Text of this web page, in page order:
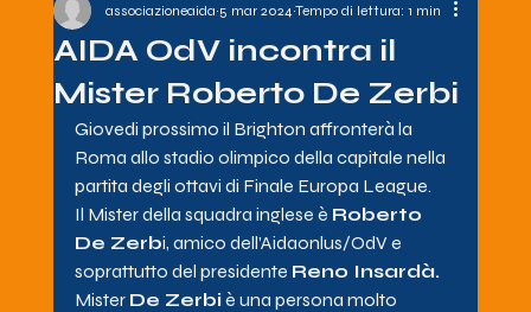
AIDA OdV incontra il
Mister Roberto De Zerbi
associazioneaida 5 mar 2024 Tempo di lettura: 1 min
Giovedi prossimo il Brighton affronterà la
Roma allo stadio olimpico della capitale nella
partita degli ottavi di Finale Europa League.
Il Mister della squadra inglese è Roberto
De Zerbi, amico dell’Aidaonlus/OdV e
soprattutto del presidente Reno Insardà.
Mister De Zerbi è una persona molto